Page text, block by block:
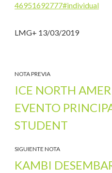
46951692777#individual
LMG+ 13/03/2019
NOTA PREVIA
ICE NORTH
EVENTO
STUDENT
SIGUIENTE NOTA
KAMBI